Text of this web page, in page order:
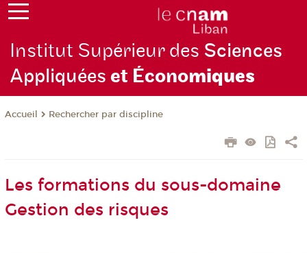
Institut Supérieur des Sciences
Appliquéeset Économiques
Accueil Rechercher par discipline
Les formations du sous-domaine
Gestion des risques